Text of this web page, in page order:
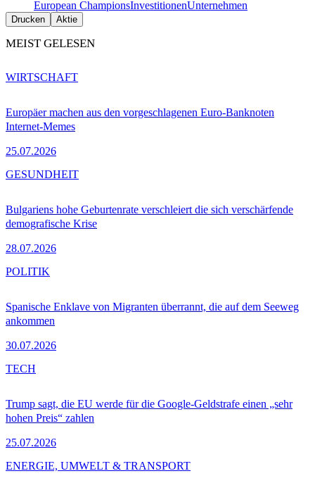
European ChampionsInvestitionenUnternehmen
Drucken Aktie
MEIST GELESEN
Europäer machen aus den vorgeschlagenen Euro-Banknoten
Internet-Memes
25.07.2026
WIRTSCHAFT
Bulgariens hohe Geburtenrate verschleiert die sich verschärfende
demografische Krise
28.07.2026
GESUNDHEIT
Spanische Enklave von Migranten überrannt, die auf dem Seeweg
ankommen
30.07.2026
POLITIK
Trump sagt, die EU werde für die Google-Geldstrafe einen „sehr
hohen Preis“ zahlen
25.07.2026
TECH
ENERGIE, UMWELT & TRANSPORT